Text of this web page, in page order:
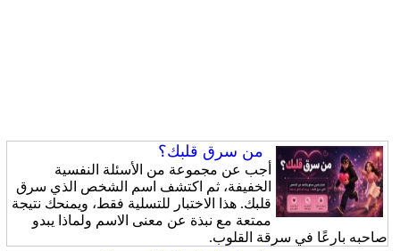
من سرق قلبك؟
أجب عن مجموعة من الأسئلة النفسية
الخفيفة، ثم اكتشف اسم الشخص الذي سرق
قلبك. هذا الاختبار للتسلية فقط، ويمنحك نتيجة
ممتعة مع نبذة عن معنى الاسم ولماذا يبدو
صاحبه بارعًا في سرقة القلوب.